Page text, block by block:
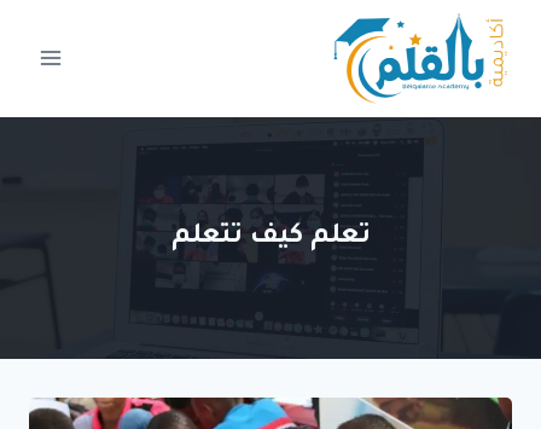
التجاوز
المحتوى
تعلم كيف تتعلم